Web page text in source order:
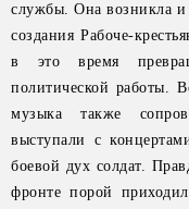
службы. Она возникла и
создания Рабоче-
в это время
политической работы.
музыка также
выступали с
боевой дух солдат.
фронте порой